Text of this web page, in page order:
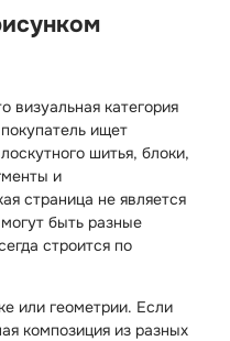
визуальная категория
ищет
шитья, блоки,
и
страница не является
быть разные
строится по
или геометрии. Если
композиция из разных